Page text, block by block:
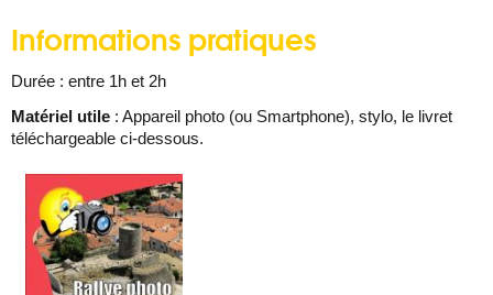
Informations pratiques
Durée : entre 1h et 2h
Matériel utile : Appareil photo (ou Smartphone), stylo, le livret
téléchargeable ci-dessous.